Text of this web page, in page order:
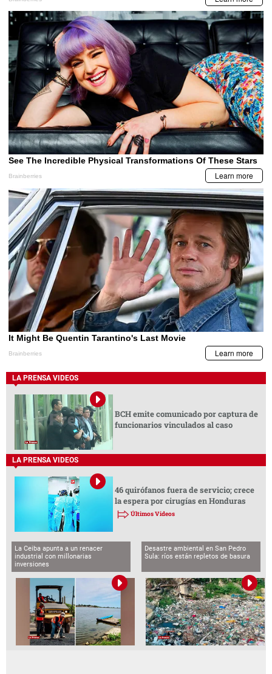
LA PRENSA VIDEOS
BCH emite comunicado por captura de
funcionarios vinculados al caso
LA PRENSA VIDEOS
46 quirófanos fuera de servicio; crece
la espera por cirugías en Honduras
Últimos Videos
La Ceiba apunta a un renacer
industrial con millonarias
inversiones
Desastre ambiental en San Pedro
Sula: ríos están repletos de basura